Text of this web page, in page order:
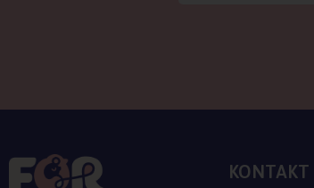
KONTAKT